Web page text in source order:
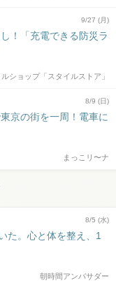
9/27 (月)
！「充電できる防災ラ
ショップ「スタイルストア」
8/9 (日)
京の街を一周！電車に
まっこリ〜ナ
8/5 (水)
た。心と体を整え、1
朝時間アンバサダー